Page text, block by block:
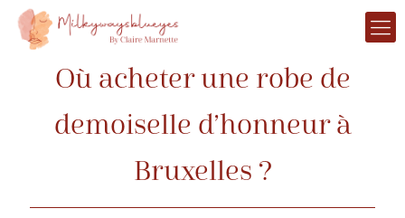
Où acheter une robe de
demoiselle d’honneur à
Bruxelles ?